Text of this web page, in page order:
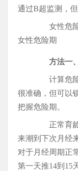
通过B超监测，但
女性危险
女性危险期
方法一、
计算危险
很准确，但可以
把握危险期。
正常育龄
来潮到下次月经
对于月经周期正
第一天推14到15